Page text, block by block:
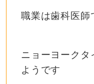
職業は歯科医師
ニョーヨークタ
ようです